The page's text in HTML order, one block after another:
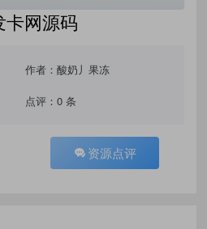
卡网源码
作者：酸奶丿果冻
点评：0 条
资源点评